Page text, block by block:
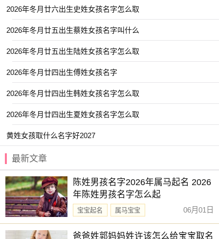
【之夏】 【可菲】 【佩娴】 【乔雅】
【亦贤】 【书颜】 【临夏】 【云昕】
【今夏】 【亦洋】 【佳琪】 【亦航】
【冉婕】 【书言】 【书承】 【予初】
【净秋】 【乐钧】 【云碧】 【乔毅】
【云璟】 【义德】 【世哲】 【书智】
【与夏】 【亦仁】 【乐淳】 【云易】
【以晗】 【会周】 【亦闲】 【乐善】
【伟岽】 【乐博】 【可清】 【书弘】
【云轼】 【乐川】 【元雅】 【佳昕】
【仁浩】 【之学】 【乐绮】 【依雯】
【乐洋】 【云浩】 【兰佩】 【乐淳】
2026年冬月廿六出生史姓女孩名字怎么取
2026年冬月廿五出生蔡姓女孩名字叫什么
2026年冬月廿五出生陆姓女孩名字怎么取
2026年冬月廿四出生傅姓女孩名字
2026年冬月廿四出生韩姓女孩名字怎么取
2026年冬月廿四出生夏姓女孩名字怎么取
黄姓女孩取什么名字好2027
最新文章
陈姓男孩名字2026年属马起名 2026
年陈姓男孩名字怎么起
宝宝起名
属马宝宝
新生儿取名
06月01日
爸爸姓郭妈妈姓许该怎么给宝宝取名